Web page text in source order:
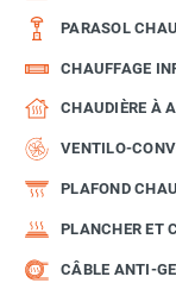
PARASOL
CHAUFFAGE
CHAUDIÈRE À
VENTILO-
PLAFOND
PLANCHER ET
CÂBLE ANTI-